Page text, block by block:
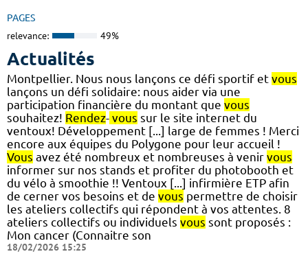
PAGES
relevance: 49%
Actualités
Montpellier. Nous nous lançons ce défi sportif et vous
lançons un défi solidaire: nous aider via une
participation financière du montant que vous
souhaitez! Rendez- vous sur le site internet du
ventoux! Développement [...] large de femmes ! Merci
encore aux équipes du Polygone pour leur accueil !
Vous avez été nombreux et nombreuses à venir vous
informer sur nos stands et profiter du photobooth et
du vélo à smoothie !! Ventoux [...] infirmière ETP afin
de cerner vos besoins et de vous permettre de choisir
les ateliers collectifs qui répondent à vos attentes. 8
ateliers collectifs ou individuels vous sont proposés :
Mon cancer (Connaitre son
18/02/2026 15:25